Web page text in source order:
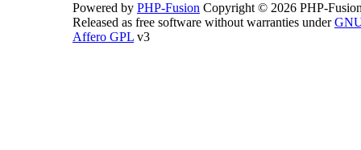
Powered by PHP-Fusion Copyright © 2026 PHP-
Released as free software without warranties under
Affero GPL v3